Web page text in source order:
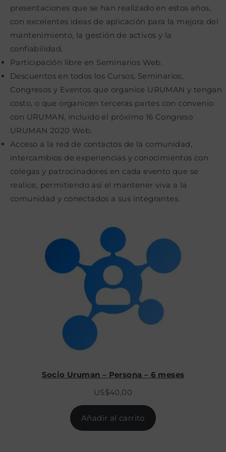
presentaciones que se han realizado en estos años,
con excelentes ideas de aplicación para la mejora del
mantenimiento, la gestión de activos y la
confiabilidad.
Participación libre en Seminarios Web.
Descuentos en todos los Cursos, Seminarios,
Congresos y Eventos que organice URUMAN y tengan
costo, o que organicen terceras partes con convenio
con URUMAN, incluido el próximo 16 Congreso
URUMAN 2020 Web.
Acceso a la red de contactos de la comunidad,
intercambios de experiencias y conocimientos con
colegas y patrocinadores en cada evento que se
realice, permitiendo así el mantener viva a la
comunidad y conectados a sus integrantes.
Socio Uruman – Persona – 6 meses
US$40,00
Añadir al carrito